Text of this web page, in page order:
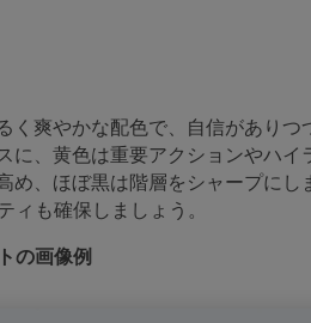
く爽やかな配色で、自信がありつ
に、黄色は重要アクションやハイ
め、ほぼ黒は階層をシャープにし
も確保しましょう。
の画像例